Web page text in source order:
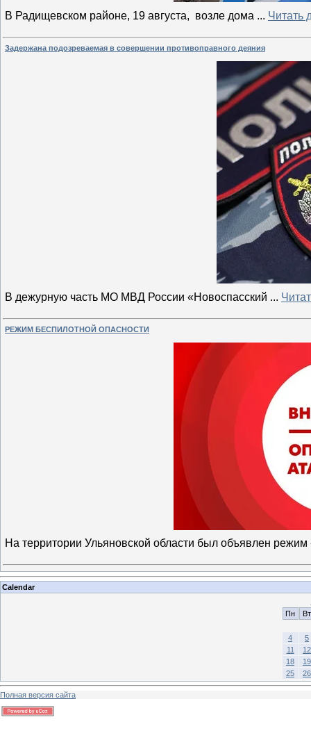
В Радищевском районе, 19 августа, возле дома ... Читать
Задержана подозреваемая в совершении противоправного деяния
В дежурную часть МО МВД России «Новоспасский ...
РЕЖИМ БЕСПИЛОТНОЙ ОПАСНОСТИ
На территории Ульяновской области был объявлен
Calendar
Пн
Вт
4
5
11
12
18
19
25
26
Полная версия сайта